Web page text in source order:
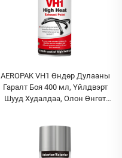
AEROPAK VH1 Өндөр Дулааны
Гаралт Боя 400 мл, Үйлдвэрт
Шууд Худалдаа, Олон Өнгөт